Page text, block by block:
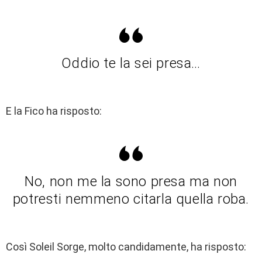
Oddio te la sei presa…
E la Fico ha risposto:
No, non me la sono presa ma non
potresti nemmeno citarla quella roba.
Così Soleil Sorge, molto candidamente, ha risposto: